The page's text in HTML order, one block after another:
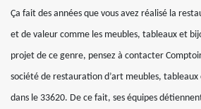
Ça fait des années que vous avez réalisé la
et de valeur comme les meubles, tableaux et
projet de ce genre, pensez à contacter
société de restauration d’art meubles,
dans le 33620. De ce fait, ses équipes